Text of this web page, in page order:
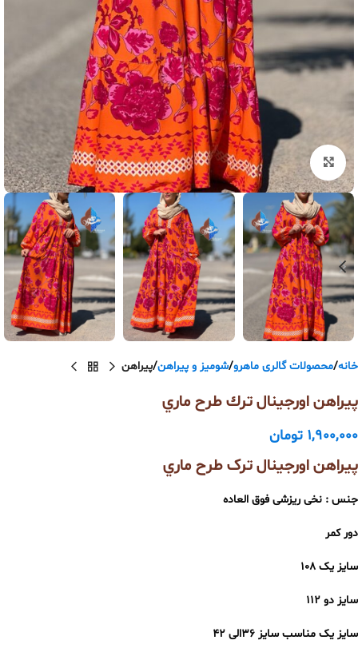
بزرگنمایی تصویر
خانه محصولات گالری ماهرو شومیز و پیراهن پیراهن
پيراهن اورجينال ترك طرح ماري
1,900,000 تومان
پیراهن اورجینال ترک طرح ماري
جنس : نخی ریزشی فوق العاده
دور کمر
سایز یک 108
سایز دو 112
سایز یک مناسب سایز 36الی 42